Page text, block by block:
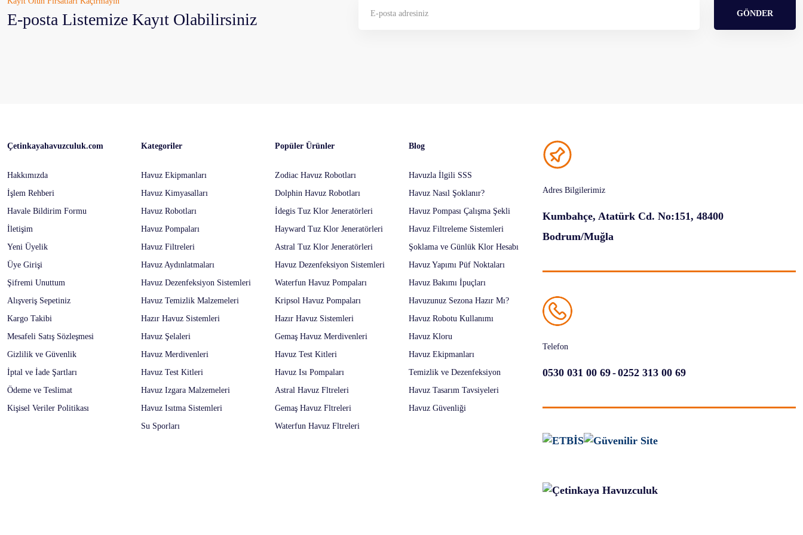
E-posta Listemize Kayıt Olabilirsiniz GÖNDER
Çetinkayahavuzculuk.com
Hakkımızda
İşlem Rehberi
Havale Bildirim Formu
İletişim
Yeni Üyelik
Üye Girişi
Şifremi Unuttum
Alışveriş Sepetiniz
Kargo Takibi
Mesafeli Satış Sözleşmesi
Gizlilik ve Güvenlik
İptal ve İade Şartları
Ödeme ve Teslimat
Kişisel Veriler Politikası
Kategoriler
Havuz Ekipmanları
Havuz Kimyasalları
Havuz Robotları
Havuz Pompaları
Havuz Filtreleri
Havuz Aydınlatmaları
Havuz Dezenfeksiyon Sistemleri
Havuz Temizlik Malzemeleri
Hazır Havuz Sistemleri
Havuz Şelaleri
Havuz Merdivenleri
Havuz Test Kitleri
Havuz Izgara Malzemeleri
Havuz Isıtma Sistemleri
Su Sporları
Popüler Ürünler
Zodiac Havuz Robotları
Dolphin Havuz Robotları
İdegis Tuz Klor Jeneratörleri
Hayward Tuz Klor Jeneratörleri
Astral Tuz Klor Jeneratörleri
Havuz Dezenfeksiyon Sistemleri
Waterfun Havuz Pompaları
Kripsol Havuz Pompaları
Hazır Havuz Sistemleri
Gemaş Havuz Merdivenleri
Havuz Test Kitleri
Havuz Isı Pompaları
Astral Havuz Fltreleri
Gemaş Havuz Fltreleri
Waterfun Havuz Fltreleri
Blog
Havuzla İlgili SSS
Havuz Nasıl Şoklanır?
Havuz Pompası Çalışma Şekli
Havuz Filtreleme Sistemleri
Şoklama ve Günlük Klor Hesabı
Havuz Yapımı Püf Noktaları
Havuz Bakımı İpuçları
Havuzunuz Sezona Hazır Mı?
Havuz Robotu Kullanımı
Havuz Kloru
Havuz Ekipmanları
Temizlik ve Dezenfeksiyon
Havuz Tasarım Tavsiyeleri
Havuz Güvenliği
Adres Bilgilerimiz
Kumbahçe, Atatürk Cd. No:151, 48400
Bodrum/Muğla
Telefon
0530 031 00 69-0252 313 00 69